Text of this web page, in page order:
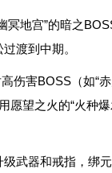
冥地宫”的暗之
渡到中期。
伤害BOSS（如“
愿望之火的“火种
武器和戒指，绑